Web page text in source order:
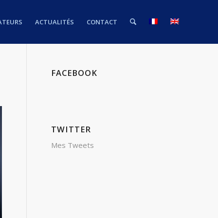
ACTUALITÉS CONTACT
FACEBOOK
TWITTER
Mes Tweets